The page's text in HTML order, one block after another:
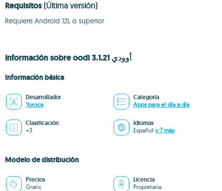
Requisitos (Última versión)
Requiere Android 12L o superior
Información sobre oodi أوودي 3.1.21
Información básica
Desarrollador
Yoroca
Categoría
Apps para el día a día
Clasificación
+3
Idiomas
Español y 7 más
Modelo de distribución
Precios
Gratis
Licencia
Propietaria